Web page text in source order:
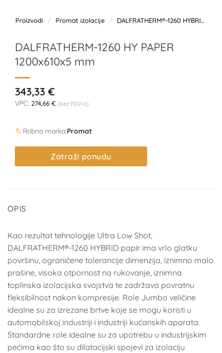
Proizvodi / Promat izolacije / DALFRATHERM®-1260 HYBRID PAPER
DALFRATHERM-1260 HY PAPER
1200x610x5 mm
343,33 €
VPC: 274,66 € (bez PDV-a)
Robna marka:Promat
Zatraži ponudu
OPIS
Kao rezultat tehnologije Ultra Low Shot,
DALFRATHERM®-1260 HYBRID papir ima vrlo glatku
površinu, ograničene tolerancije dimenzija, iznimno malo
prašine, visoka otpornost na rukovanje, iznimna
toplinska izolacijska svojstva te zadržava povratnu
fleksibilnost nakon kompresije. Role Jumbo veličine
idealne su za izrezane brtve koje se mogu koristi u
automobilskoj industriji i industriji kućanskih aparata.
Standardne role idealne su za upotrebu u industrijskim
pećima kao što su dilatacijski spojevi za izolaciju